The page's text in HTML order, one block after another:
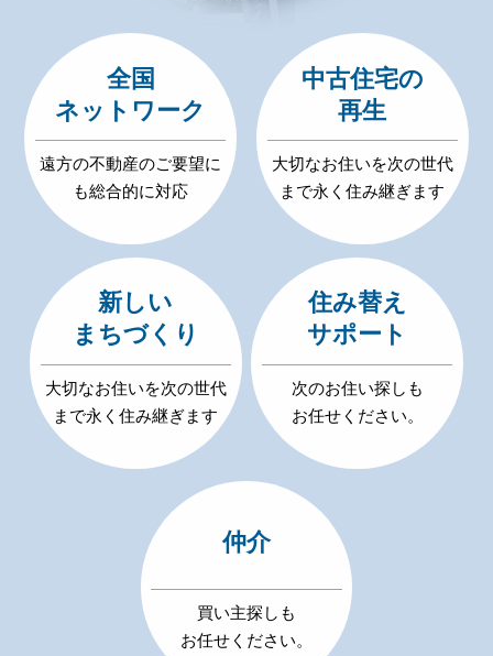
全国
ネットワーク
遠方の不動産のご要望に
も総合的に対応
中古住宅の
再生
大切なお住いを次の世代
まで永く住み継ぎます
新しい
まちづくり
大切なお住いを次の世代
まで永く住み継ぎます
住み替え
サポート
次のお住い探しも
お任せください。
仲介
買い主探しも
お任せください。